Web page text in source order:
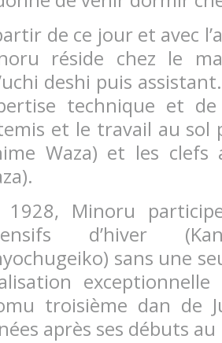
de ce jour et avec
réside chez le
deshi puis
technique et
et le travail au sol
Waza) et les clefs
1928, Minoru
d’hiver
sans une
troisième dan de
après ses débuts